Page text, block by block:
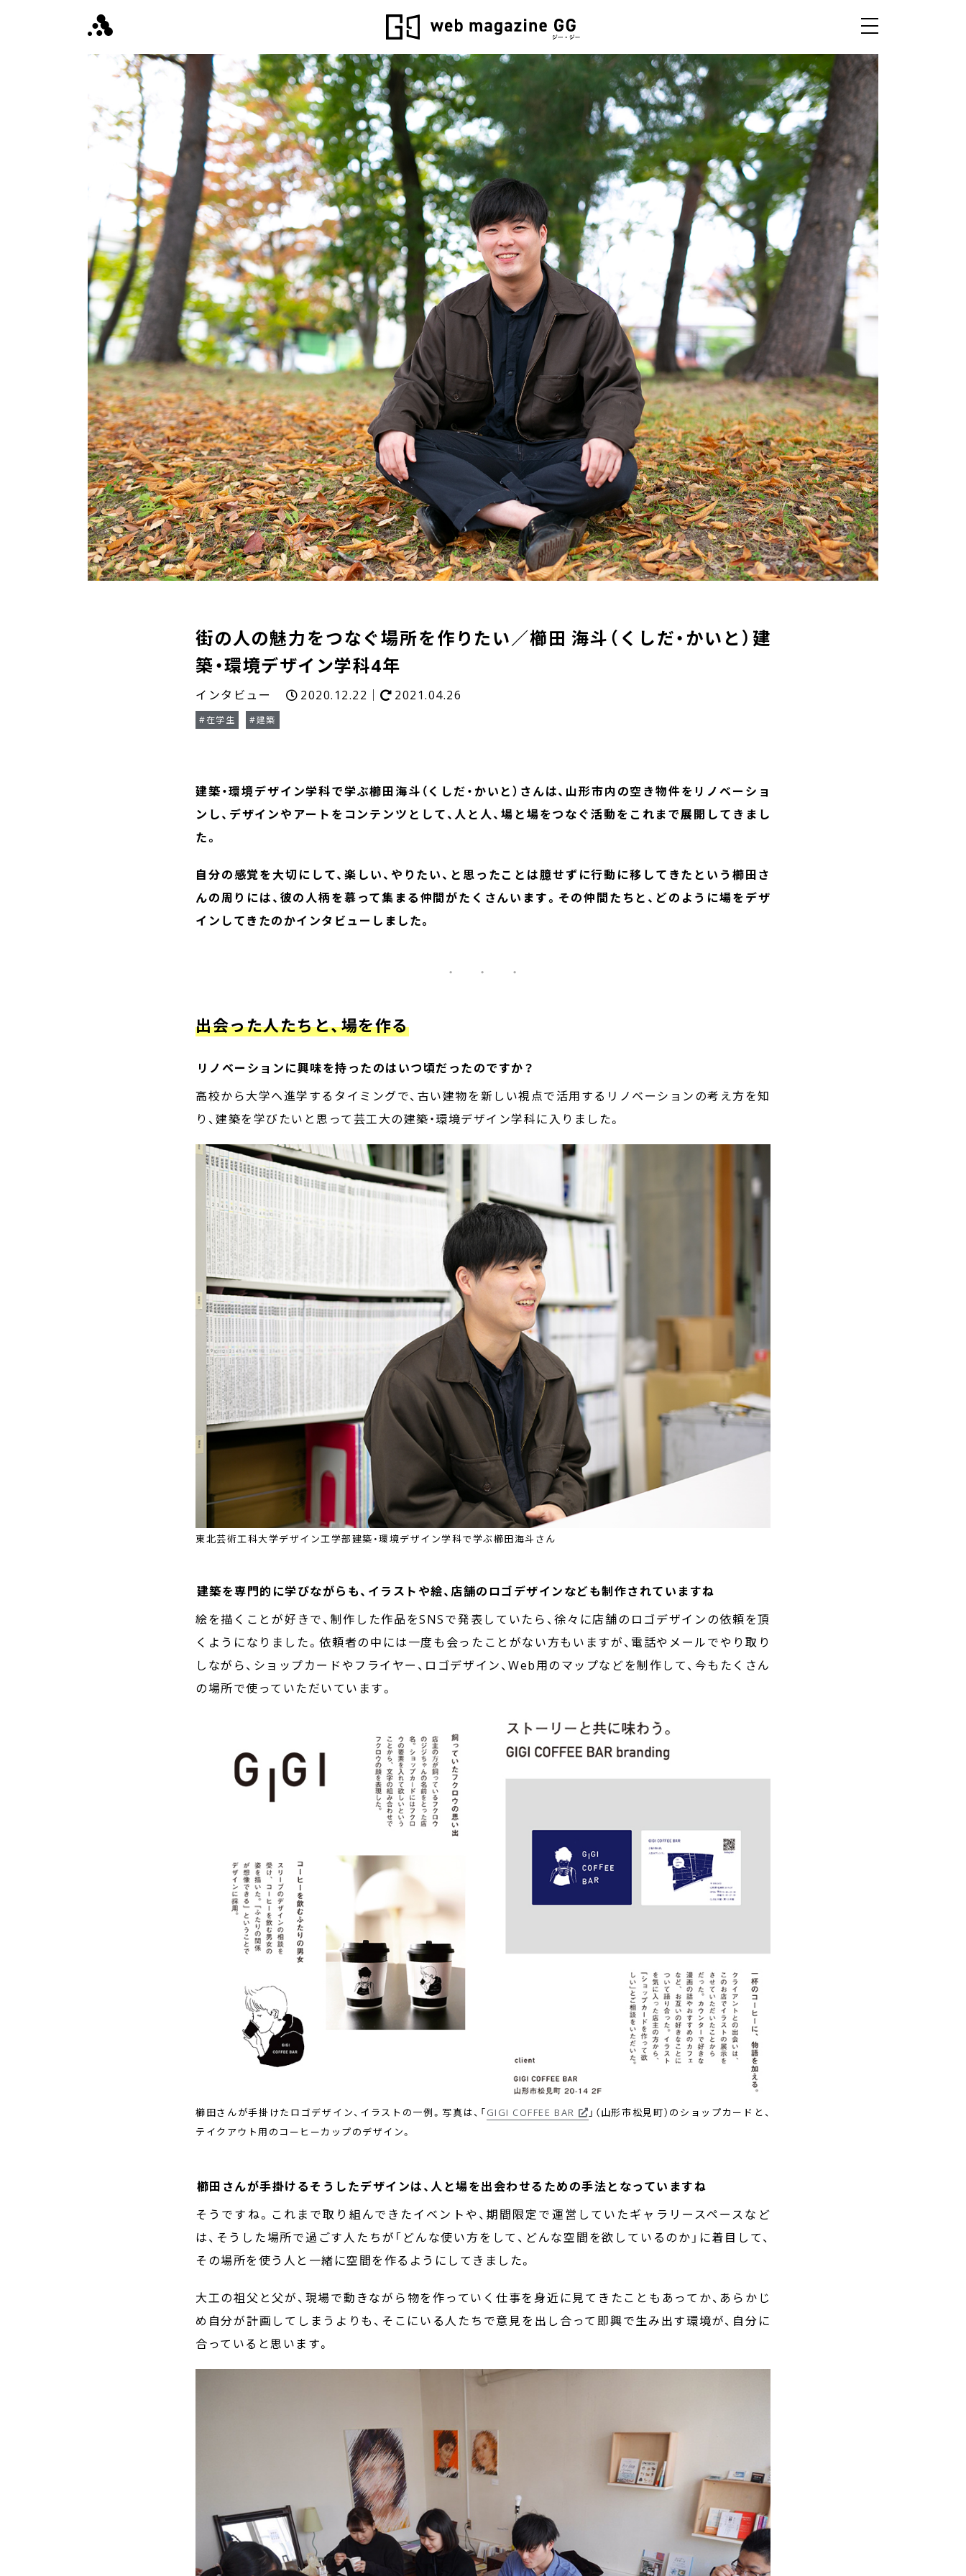
街の人の魅力をつなぐ場所を作りたい／櫛田 海斗（くしだ・かいと）建
築・環境デザイン学科4年
インタビュー 2020.12.22｜ 2021.04.26
#在学生 #建築
建築・環境デザイン学科で学ぶ櫛田海斗（くしだ・かいと）さんは、山形市内の空き物件をリノベーショ
ンし、デザインやアートをコンテンツとして、人と人、場と場をつなぐ活動をこれまで展開してきまし
た。
自分の感覚を大切にして、楽しい、やりたい、と思ったことは臆せずに行動に移してきたという櫛田さ
んの周りには、彼の人柄を慕って集まる仲間がたくさんいます。その仲間たちと、どのように場をデザ
インしてきたのかインタビューしました。
・ ・ ・
出会った人たちと、場を作る
――リノベーションに興味を持ったのはいつ頃だったのですか？
高校から大学へ進学するタイミングで、古い建物を新しい視点で活用するリノベーションの考え方を知
り、建築を学びたいと思って芸工大の建築・環境デザイン学科に入りました。
東北芸術工科大学デザイン工学部建築・環境デザイン学科で学ぶ櫛田海斗さん
――建築を専門的に学びながらも、イラストや絵、店舗のロゴデザインなども制作されていますね
絵を描くことが好きで、制作した作品をSNSで発表していたら、徐々に店舗のロゴデザインの依頼を頂
くようになりました。依頼者の中には一度も会ったことがない方もいますが、電話やメールでやり取り
しながら、ショップカードやフライヤー、ロゴデザイン、Web用のマップなどを制作して、今もたくさん
の場所で使っていただいています。
櫛田さんが手掛けたロゴデザイン、イラストの一例。写真は、「GIGI COFFEE BAR
」（山形市松見町）のショップカードと、
テイクアウト用のコーヒーカップのデザイン。
――櫛田さんが手掛けるそうしたデザインは、人と場を出会わせるための手法となっていますね
そうですね。これまで取り組んできたイベントや、期間限定で運営していたギャラリースペースなど
は、そうした場所で過ごす人たちが「どんな使い方をして、どんな空間を欲しているのか」に着目して、
その場所を使う人と一緒に空間を作るようにしてきました。
大工の祖父と父が、現場で動きながら物を作っていく仕事を身近に見てきたこともあってか、あらかじ
め自分が計画してしまうよりも、そこにいる人たちで意見を出し合って即興で生み出す環境が、自分に
合っていると思います。